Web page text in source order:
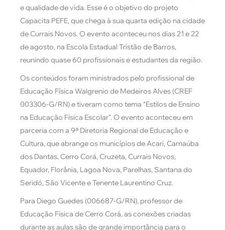
e qualidade de vida. Esse é o objetivo do projeto
Capacita PEFE, que chega à sua quarta edição na cidade
de Currais Novos. O evento aconteceu nos dias 21 e 22
de agosto, na Escola Estadual Tristão de Barros,
reunindo quase 60 profissionais e estudantes da região.
Os conteúdos foram ministrados pelo profissional de
Educação Física Walgrenio de Medeiros Alves (CREF
003306-G/RN) e tiveram como tema “Estilos de Ensino
na Educação Física Escolar”. O evento aconteceu em
parceria com a 9ª Diretoria Regional de Educação e
Cultura, que abrange os municípios de Acari, Carnaúba
dos Dantas, Cerro Corá, Cruzeta, Currais Novos,
Equador, Florânia, Lagoa Nova, Parelhas, Santana do
Seridó, São Vicente e Tenente Laurentino Cruz.
Para Diego Guedes (006687-G/RN), professor de
Educação Física de Cerro Corá, as conexões criadas
durante as aulas são de grande importância para o